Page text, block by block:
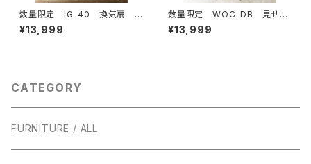
数量限定 IG-40 換気扇 カ
バー 吸排口 ガード インダス
トリアル アイアン 通気口
¥13,999
数量限定 WOC-DB 見せる
延長コード コンセント 本体＋
カバーセット （ダークブラウン）
¥13,999
CATEGORY
FURNITURE / ALL